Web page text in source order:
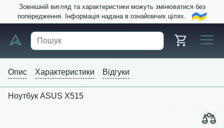
Зовнішній вигляд та характеристики можуть змінюватися без
попередження. Інформація надана в ознайомчих цілях.
Опис Характеристики Відгуки
Ноутбук ASUS X515